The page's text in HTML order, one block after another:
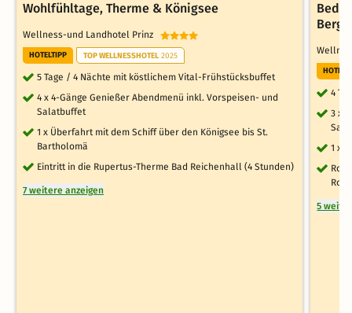
Wohlfühltage, Therme & Königsee
Wellness-und Landhotel Prinz
HOTELTIPP TOP WELLNESSHOTEL 2025
5 Tage / 4 Nächte mit köstlichem Vital-Frühstücksbuffet
4 x 4-Gänge Genießer Abendmenü inkl. Vorspeisen- und
Salatbuffet
1 x Überfahrt mit dem Schiff über den Königsee bis St.
Bartholomä
Eintritt in die Rupertus-Therme Bad Reichenhall (4 Stunden)
7 weitere anzeigen
Bed
4
3 x
1 x
5